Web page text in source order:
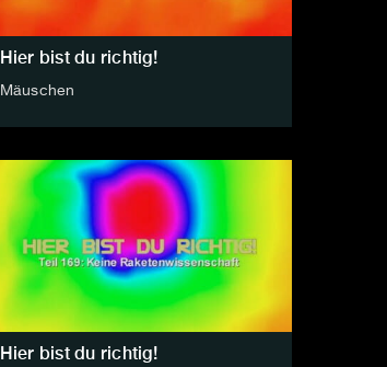
Hier bist du richtig!
Mäuschen
Hier bist du richtig!